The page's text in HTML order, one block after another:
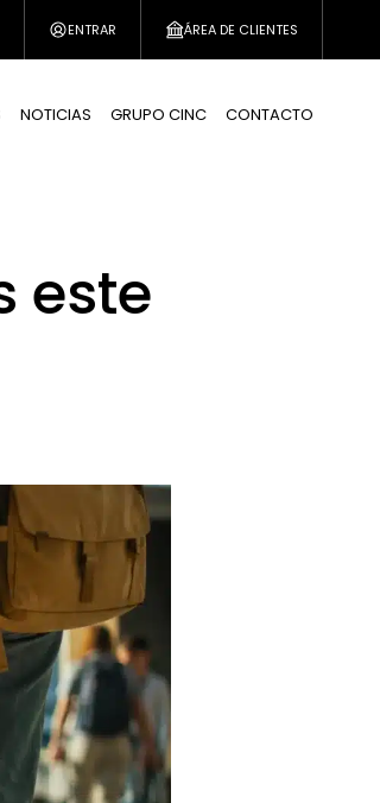
ENTRAR ÁREA DE CLIENTES
NOTICIAS GRUPO CINC CONTACTO
este